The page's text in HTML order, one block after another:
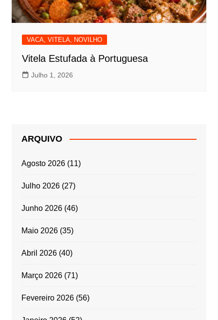
VACA, VITELA, NOVILHO
Vitela Estufada à Portuguesa
Julho 1, 2026
ARQUIVO
Agosto 2026(11)
Julho 2026(27)
Junho 2026(46)
Maio 2026(35)
Abril 2026(40)
Março 2026(71)
Fevereiro 2026(56)